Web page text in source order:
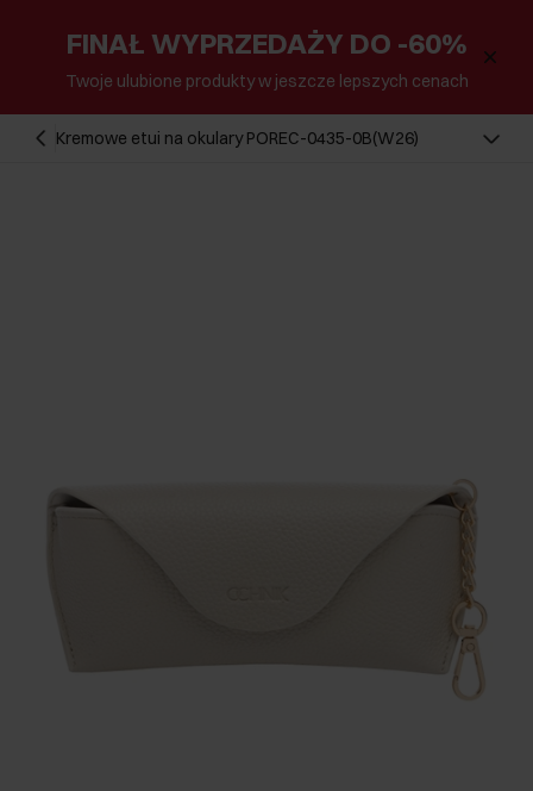
FINAŁ WYPRZEDAŻY DO -60%
Twoje ulubione produkty w jeszcze lepszych cenach
Kremowe etui na okulary POREC-0435-0B(W26)